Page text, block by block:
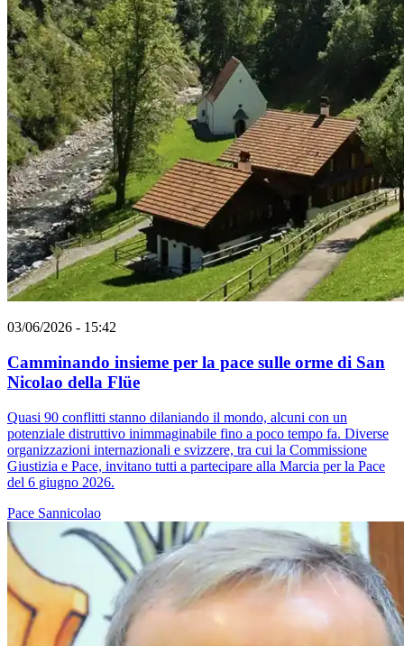
03/06/2026 - 15:42
Camminando insieme per la pace sulle orme di San
Nicolao della Flüe
Quasi 90 conflitti stanno dilaniando il mondo, alcuni con un
potenziale distruttivo inimmaginabile fino a poco tempo fa. Diverse
organizzazioni internazionali e svizzere, tra cui la Commissione
Giustizia e Pace, invitano tutti a partecipare alla Marcia per la Pace
del 6 giugno 2026.
Pace Sannicolao